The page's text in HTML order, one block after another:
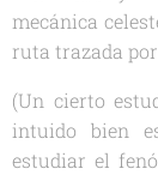
mecánica
ruta trazada
(Un cierto
intuido bien
estudiar el